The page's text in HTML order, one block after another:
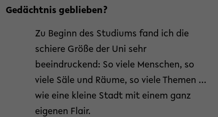
Gedächtnis geblieben?
Zu Beginn des Studiums fand ich die
schiere Größe der Uni sehr
beeindruckend: So viele Menschen, so
viele Säle und Räume, so viele Themen …
wie eine kleine Stadt mit einem ganz
eigenen Flair.